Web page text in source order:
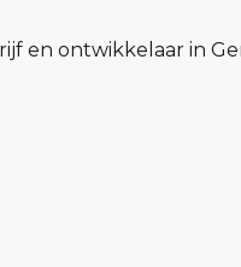
en ontwikkelaar in